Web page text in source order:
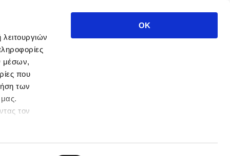
μέσων,
που
των
τον
OK